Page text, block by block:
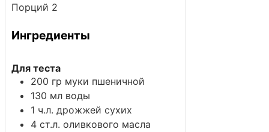
Порций 2
Ингредиенты
Для теста
200 гр муки пшеничной
130 мл воды
1 ч.л. дрожжей сухих
4 ст.л. оливкового масла